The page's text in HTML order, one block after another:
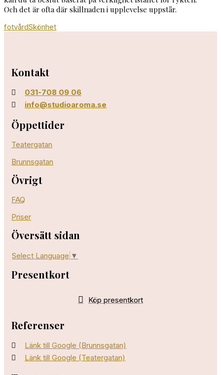
Och det är ofta där skillnaden i upplevelse uppstår.
fotvårdSkönhet
Kontakt
031-708 09 06
info@studioaroma.se
Öppettider
Teatergatan
Brunnsgatan
Övrigt
FAQ
Priser
Översätt sidan
Select Language ▼
Presentkort
Köp presentkort
Referenser
Länk till Google (Brunnsgatan)
Länk till Google (Teatergatan)